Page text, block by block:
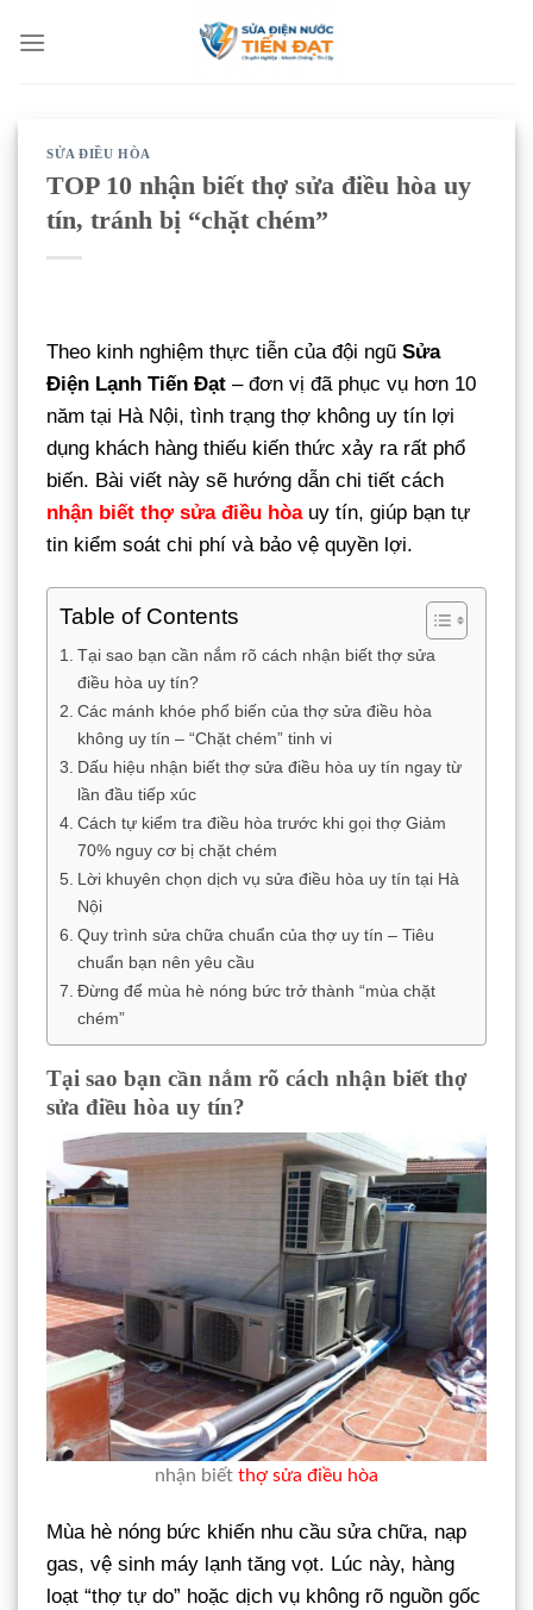
qua
SỬA ĐIỀU HÒA
TOP 10 nhận biết thợ sửa điều hòa uy
tín, tránh bị “chặt chém”
Theo kinh nghiệm thực tiễn của đội ngũ Sửa
Điện Lạnh Tiến Đạt – đơn vị đã phục vụ hơn 10
năm tại Hà Nội, tình trạng thợ không uy tín lợi
dụng khách hàng thiếu kiến thức xảy ra rất phổ
biến. Bài viết này sẽ hướng dẫn chi tiết cách
nhận biết thợ sửa điều hòauy tín, giúp bạn tự
tin kiểm soát chi phí và bảo vệ quyền lợi.
Table of Contents
Tại sao bạn cần nắm rõ cách nhận biết thợ sửa
điều hòa uy tín?
Các mánh khóe phổ biến của thợ sửa điều hòa
không uy tín – “Chặt chém” tinh vi
Dấu hiệu nhận biết thợ sửa điều hòa uy tín ngay từ
lần đầu tiếp xúc
Cách tự kiểm tra điều hòa trước khi gọi thợ Giảm
70% nguy cơ bị chặt chém
Lời khuyên chọn dịch vụ sửa điều hòa uy tín tại Hà
Nội
Quy trình sửa chữa chuẩn của thợ uy tín – Tiêu
chuẩn bạn nên yêu cầu
Đừng để mùa hè nóng bức trở thành “mùa chặt
chém”
Tại sao bạn cần nắm rõ cách nhận biết thợ
sửa điều hòa uy tín?
nhận biết thợ sửa điều hòa
Mùa hè nóng bức khiến nhu cầu sửa chữa, nạp
gas, vệ sinh máy lạnh tăng vọt. Lúc này, hàng
loạt “thợ tự do” hoặc dịch vụ không rõ nguồn gốc